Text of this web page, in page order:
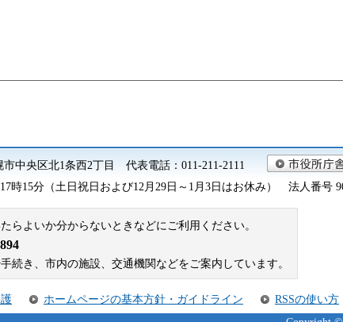
市中央区北1条西2丁目 代表電話：011-211-2111
時15分（土日祝日および12月29日～1月3日はお休み） 法人番号
らよいか分からないときなどにご利用ください。
続き、市内の施設、交通機関などをご案内しています。
ホームページの基本方針・ガイドライン
RSSの使い方